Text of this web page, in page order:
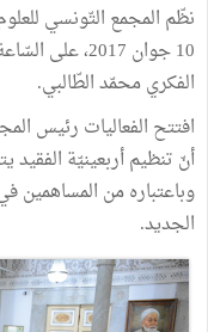
نظّم المجمع التّونسي
10 جوان 2017،
الفكري محمّد الطّالبي.
افتتح الفعاليات رئيس
أنّ تنظيم أربعينيّة
وباعتباره من المساهمين
الجديد.